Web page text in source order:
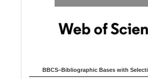
BBCS–Bibliographic Bases with